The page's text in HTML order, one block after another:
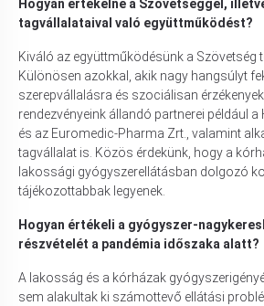
Hogyan értékelné a Szövetséggel,
tagvállalataival való együttműködést?
Kiváló az együttműködésünk a Szövetség
Különösen azokkal, akik nagy hangsúlyt
szerepvállalásra és szociálisan
rendezvényeink állandó partnerei például
és az Euromedic-Pharma Zrt., valamint
tagvállalat is. Közös érdekünk, hogy a
lakossági gyógyszerellátásban dolgozó
tájékozottabbak legyenek.
Hogyan értékeli a gyógyszer-
részvételét a pandémia időszaka alatt?
A lakosság és a kórházak
sem alakultak ki számottevő ellátási